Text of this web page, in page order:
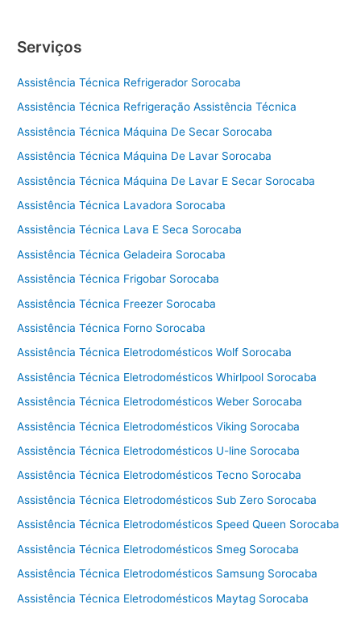
t
n
c
a
t
n
i
a
l
a
e
e
c
a
o
t
Serviços
Assistência Técnica Refrigerador Sorocaba
Assistência Técnica Refrigeração Assistência Técnica
Assistência Técnica Máquina De Secar Sorocaba
Assistência Técnica Máquina De Lavar Sorocaba
Assistência Técnica Máquina De Lavar E Secar Sorocaba
Assistência Técnica Lavadora Sorocaba
Assistência Técnica Lava E Seca Sorocaba
Assistência Técnica Geladeira Sorocaba
Assistência Técnica Frigobar Sorocaba
Assistência Técnica Freezer Sorocaba
Assistência Técnica Forno Sorocaba
Assistência Técnica Eletrodomésticos Wolf Sorocaba
Assistência Técnica Eletrodomésticos Whirlpool Sorocaba
Assistência Técnica Eletrodomésticos Weber Sorocaba
Assistência Técnica Eletrodomésticos Viking Sorocaba
Assistência Técnica Eletrodomésticos U-line Sorocaba
Assistência Técnica Eletrodomésticos Tecno Sorocaba
Assistência Técnica Eletrodomésticos Sub Zero Sorocaba
Assistência Técnica Eletrodomésticos Speed Queen Sorocaba
Assistência Técnica Eletrodomésticos Smeg Sorocaba
Assistência Técnica Eletrodomésticos Samsung Sorocaba
Assistência Técnica Eletrodomésticos Maytag Sorocaba